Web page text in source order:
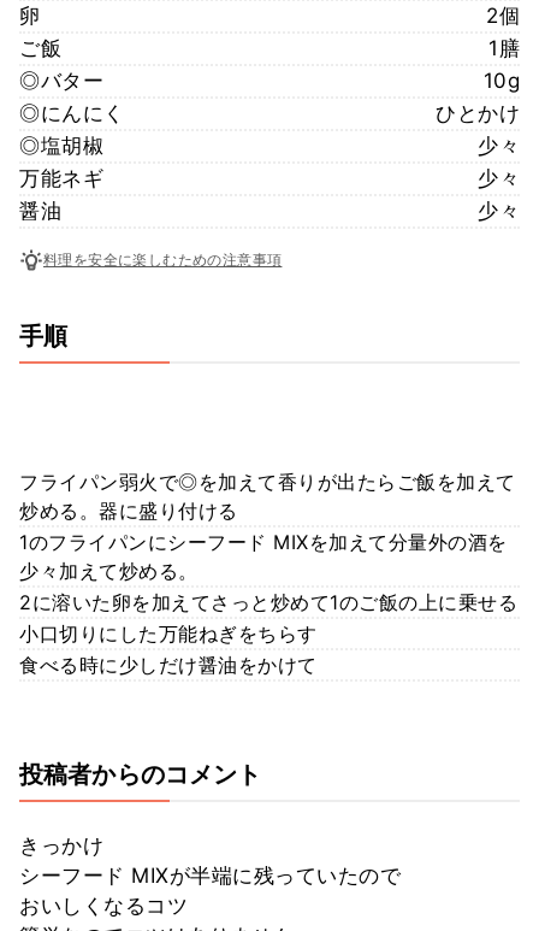
卵
2個
ご飯
1膳
◎バター
10g
◎にんにく
ひとかけ
◎塩胡椒
少々
万能ネギ
少々
醤油
少々
料理を安全に楽しむための注意事項
手順
フライパン弱火で◎を加えて香りが出たらご飯を加えて
炒める。器に盛り付ける
1のフライパンにシーフード MIXを加えて分量外の酒を
少々加えて炒める。
2に溶いた卵を加えてさっと炒めて1のご飯の上に乗せる
小口切りにした万能ねぎをちらす
食べる時に少しだけ醤油をかけて
投稿者からのコメント
きっかけ
シーフード MIXが半端に残っていたので
おいしくなるコツ